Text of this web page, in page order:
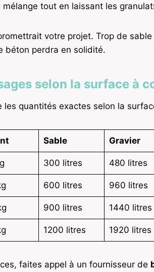
tout en laissant les
votre projet. Trop de
béton perdra en solidité.
selon la surface à
les quantités exactes selon la
Sable Gravier
300 litres 480 litres
600 litres 960 litres
900 litres 1440 litres
1200 litres 1920 litres
faites appel à un fournisseur de